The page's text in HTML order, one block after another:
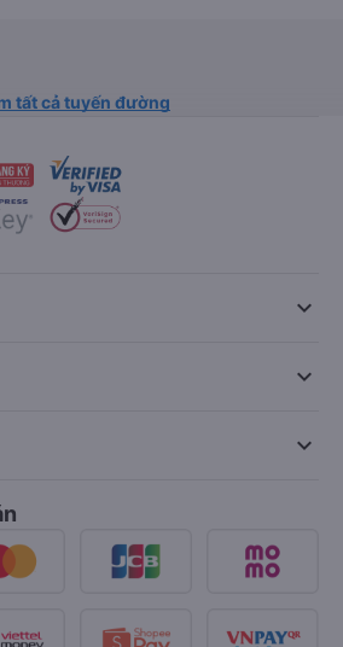
tất cả tuyến đường
keyboard_arrow_down
keyboard_arrow_down
keyboard_arrow_down